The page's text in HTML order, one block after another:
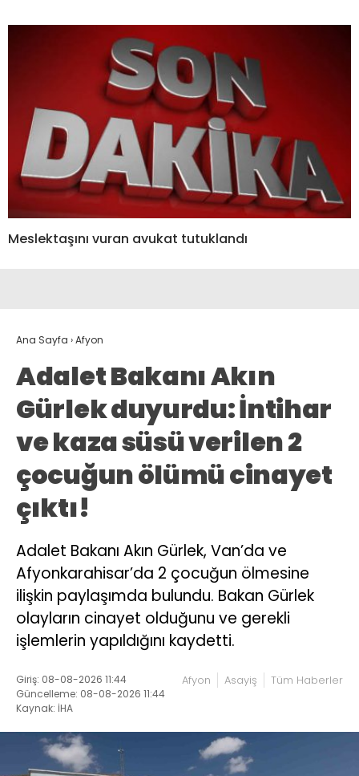
Meslektaşını vuran avukat tutuklandı
Ana Sayfa ›Afyon
Adalet Bakanı Akın
Gürlek duyurdu: İntihar
ve kaza süsü verilen 2
çocuğun ölümü cinayet
çıktı!
Adalet Bakanı Akın Gürlek, Van’da ve
Afyonkarahisar’da 2 çocuğun ölmesine
ilişkin paylaşımda bulundu. Bakan Gürlek
olayların cinayet olduğunu ve gerekli
işlemlerin yapıldığını kaydetti.
Giriş: 08-08-2026 11:44
Güncelleme: 08-08-2026 11:44
Kaynak: İHA
Afyon Asayiş Tüm Haberler